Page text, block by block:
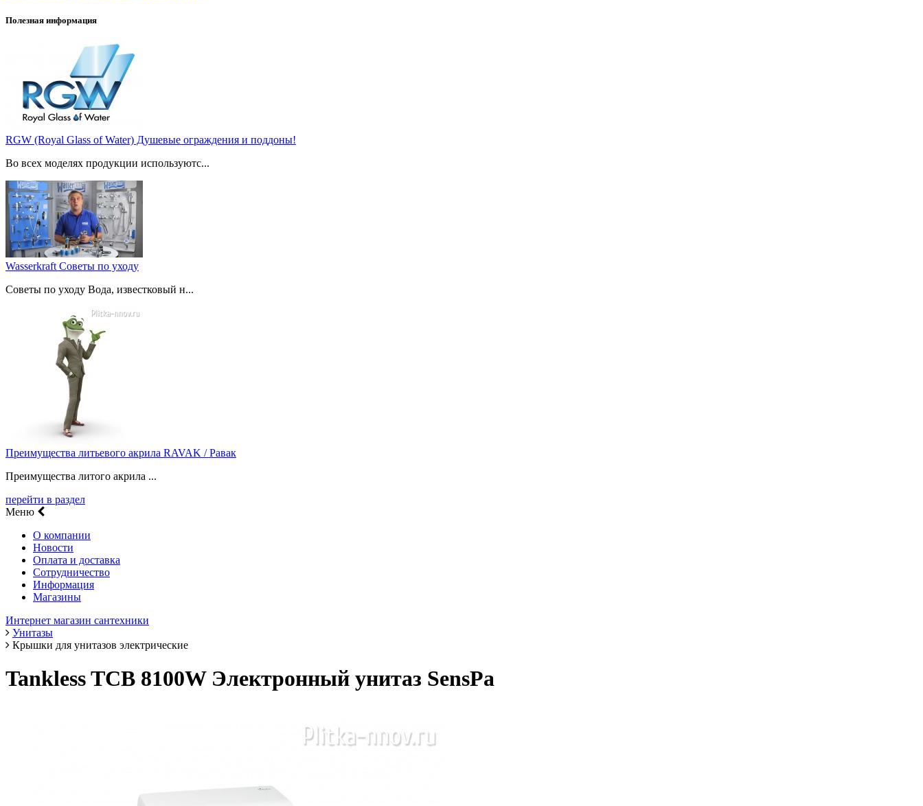
Полезная информация
RGW (Royal Glass of Water) Душевые ограждения и поддоны!
Во всех моделях продукции используютс...
Wasserkraft Советы по уходу
Советы по уходу Вода, известковый н...
Преимущества литьевого акрила RAVAK / Равак
Преимущества литого акрила ...
перейти в раздел
Меню
О компании
Новости
Оплата и доставка
Сотрудничество
Информация
Магазины
Интернет магазин сантехники
Унитазы
Крышки для унитазов электрические
Tankless TCB 8100W Электронный унитаз SensPa